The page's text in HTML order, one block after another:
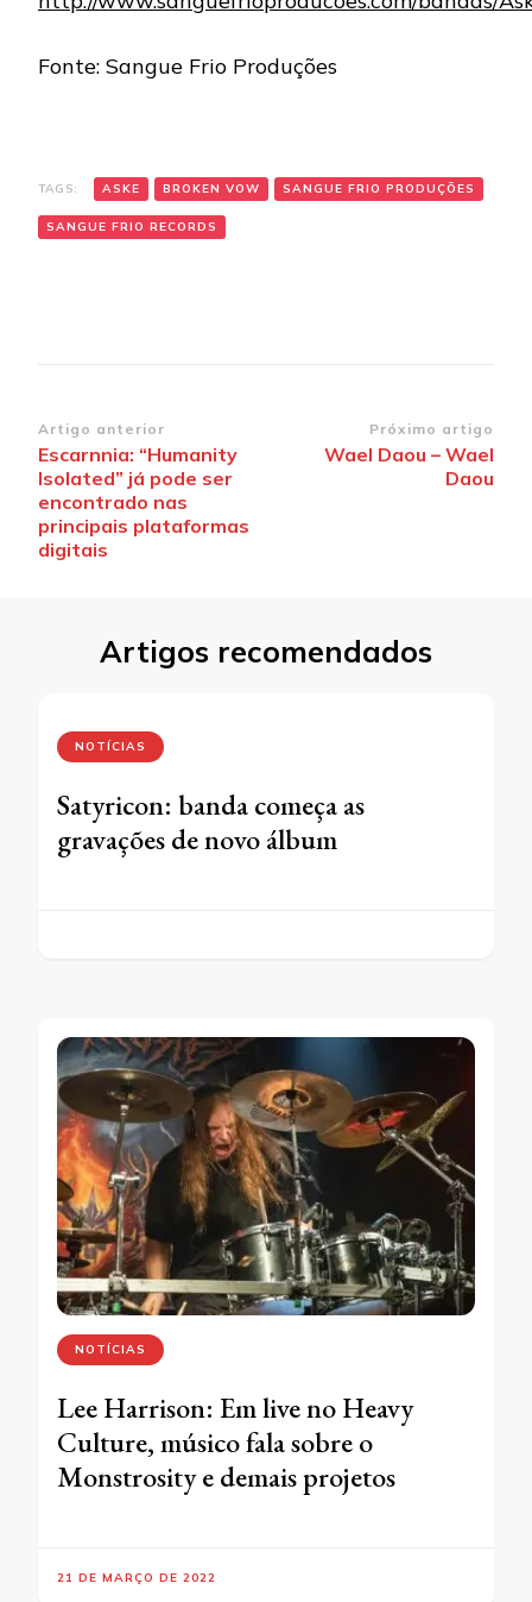
Fonte: Sangue Frio Produções
TAGS: ASKE BROKEN VOW SANGUE FRIO PRODUÇÕES
SANGUE FRIO RECORDS
Navegação
de
post
Artigo anterior
Escarnnia: “Humanity
Isolated” já pode ser
encontrado nas
principais plataformas
digitais
Próximo artigo
Wael Daou – Wael
Daou
Artigos recomendados
NOTÍCIAS
Satyricon: banda começa as
gravações de novo álbum
NOTÍCIAS
Lee Harrison: Em live no Heavy
Culture, músico fala sobre o
Monstrosity e demais projetos
21 DE MARÇO DE 2022